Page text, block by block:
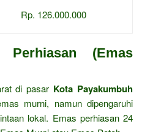
Rp. 126.000.000
(Emas
di pasar Kota Payakumbuh
murni, namun dipengaruhi
lokal. Emas perhiasan 24